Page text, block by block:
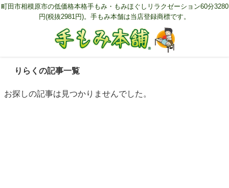
町田市相模原市の低価格本格手もみ・もみほぐしリラクゼーション60分3280
円(税抜2981円)。手もみ本舗は当店登録商標です。
りらくの記事一覧
お探しの記事は見つかりませんでした。